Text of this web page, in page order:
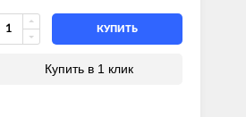
КУПИТЬ
Купить в 1 клик